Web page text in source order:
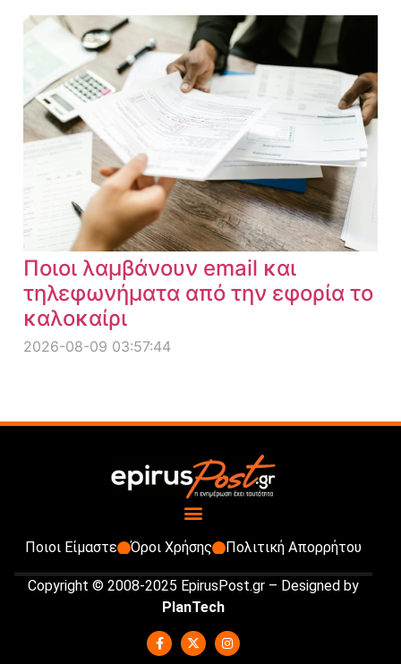
Ποιοι λαμβάνουν email και
τηλεφωνήματα από την εφορία το
καλοκαίρι
2026-08-09 03:57:44
Ποιοι Είμαστε Όροι Χρήσης Πολιτική Απορρήτου
Copyright © 2008-2025 EpirusPost.gr – Designed by
PlanTech